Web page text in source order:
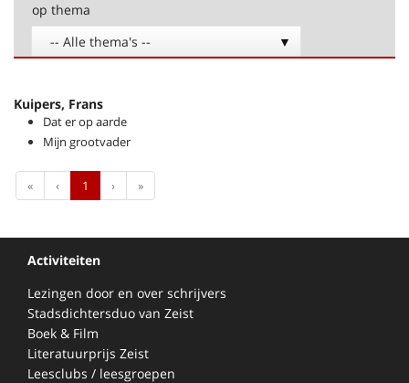
op thema
-- Alle thema's --
Kuipers, Frans
Dat er op aarde
Mijn grootvader
«First ‹Previous
1 ›Next»Last
Activiteiten
Lezingen door en over schrijvers
Stadsdichtersduo van Zeist
Boek & Film
Literatuurprijs Zeist
Leesclubs / leesgroepen